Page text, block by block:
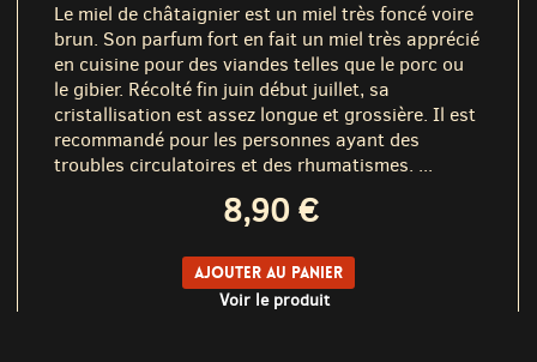
Le miel de châtaignier est un miel très foncé voire
brun. Son parfum fort en fait un miel très apprécié
en cuisine pour des viandes telles que le porc ou
le gibier. Récolté fin juin début juillet, sa
cristallisation est assez longue et grossière. Il est
recommandé pour les personnes ayant des
troubles circulatoires et des rhumatismes. ...
8,90 €
Ajouter au panier
Voir le produit